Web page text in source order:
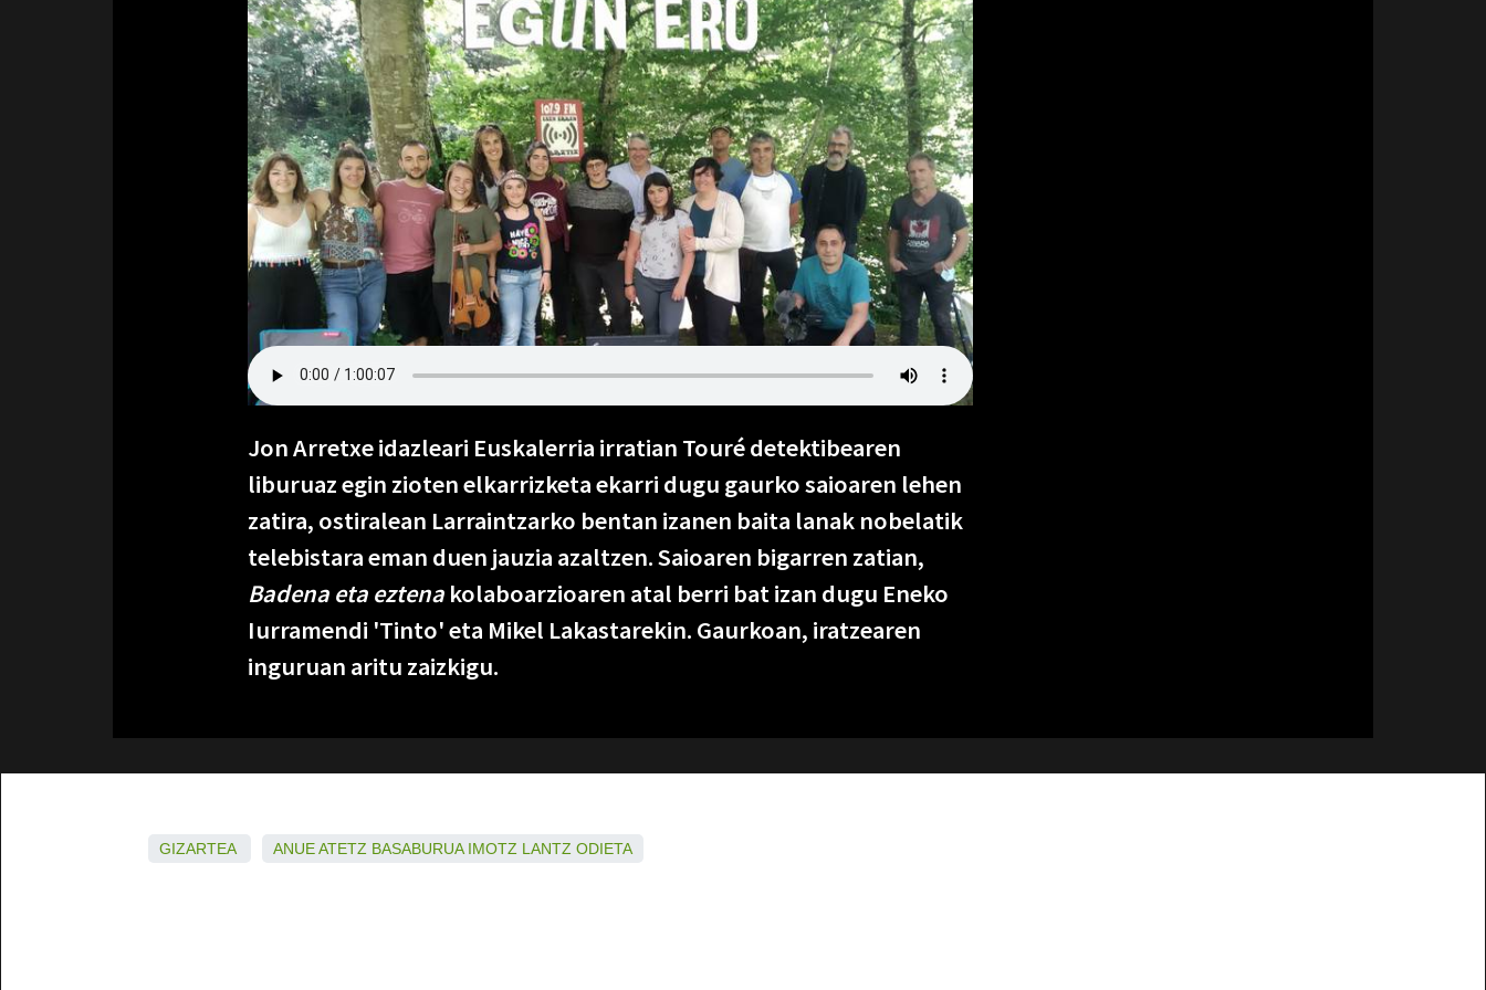
Jon Arretxe idazleari Euskalerria irratian Touré detektibearen
liburuaz egin zioten elkarrizketa ekarri dugu gaurko saioaren lehen
zatira, ostiralean Larraintzarko bentan izanen baita lanak nobelatik
telebistara eman duen jauzia azaltzen. Saioaren bigarren zatian,
Badena eta eztenakolaboarzioaren atal berri bat izan dugu Eneko
Iurramendi 'Tinto' eta Mikel Lakastarekin. Gaurkoan, iratzearen
inguruan aritu zaizkigu.
GIZARTEA ANUEATETZ BASABURUA IMOTZ LANTZ ODIETA